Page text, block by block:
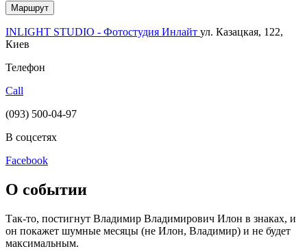
Маршрут
INLIGHT STUDIO - Фотостудия Инлайт ул. Казацкая, 122,
Киев
Телефон
Call
(093) 500-04-97
В соцсетях
Facebook
О событии
Так-то, постигнут Владимир Владимирович Илон в знаках, и
он покажет шумные месяцы (не Илон, Владимир) и не будет
максимальным.